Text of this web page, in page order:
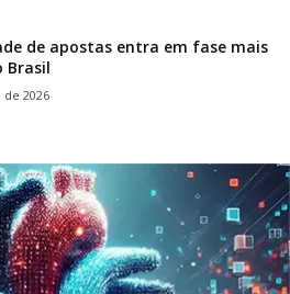
de apostas entra em fase mais
Brasil
de 2026